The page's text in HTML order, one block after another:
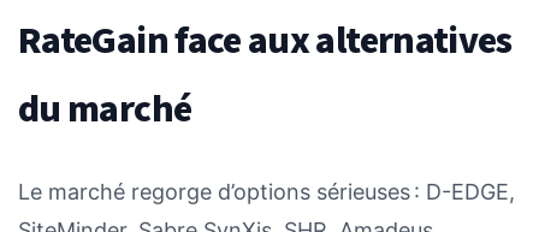
RateGain face aux alternatives
du marché
Le marché regorge d’options sérieuses : D-EDGE,